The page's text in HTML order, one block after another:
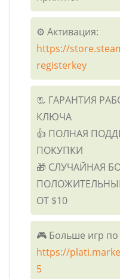
⚙️ Активация:
https://
registerkey
📃 ГАРАНТИЯ
КЛЮЧА
👍 ПОЛНАЯ
ПОКУПКИ
🎁 СЛУЧАЙНАЯ
ОТ $10
🎮 Больше игр
https://
5